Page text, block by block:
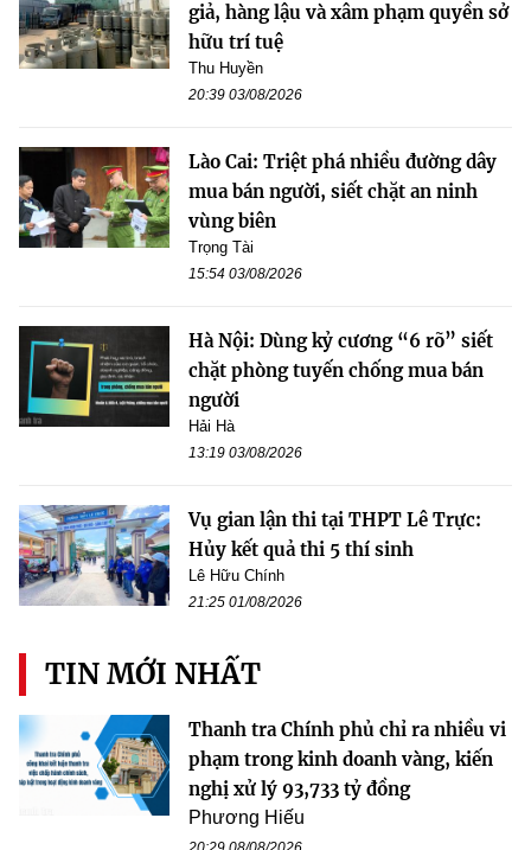
giả, hàng lậu và xâm phạm quyền sở
hữu trí tuệ
Thu Huyền
20:39 03/08/2026
Lào Cai: Triệt phá nhiều đường dây
mua bán người, siết chặt an ninh
vùng biên
Trọng Tài
15:54 03/08/2026
Hà Nội: Dùng kỷ cương “6 rõ” siết
chặt phòng tuyến chống mua bán
người
Hải Hà
13:19 03/08/2026
Vụ gian lận thi tại THPT Lê Trực:
Hủy kết quả thi 5 thí sinh
Lê Hữu Chính
21:25 01/08/2026
TIN MỚI NHẤT
Thanh tra Chính phủ chỉ ra nhiều vi
phạm trong kinh doanh vàng, kiến
nghị xử lý 93,733 tỷ đồng
Phương Hiếu